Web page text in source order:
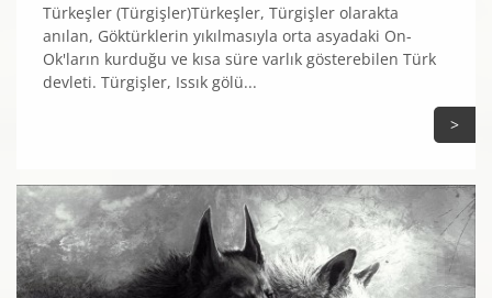
Türkeşler (Türgişler)Türkeşler, Türgişler olarakta
anılan, Göktürklerin yıkılmasıyla orta asyadaki On-
Ok'ların kurduğu ve kısa süre varlık gösterebilen Türk
devleti. Türgişler, Issık gölü...
>